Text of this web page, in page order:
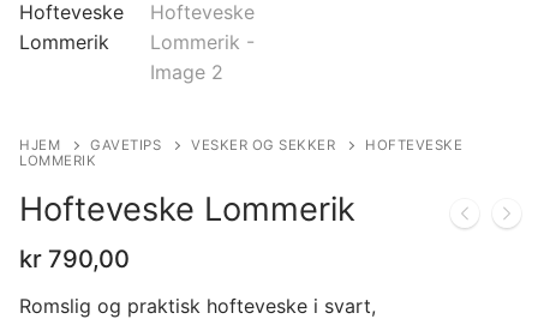
HJEM GAVETIPS VESKER OG SEKKER
HOFTEVESKE
LOMMERIK
Hofteveske Lommerik
kr 790,00
Romslig og praktisk hofteveske i svart,